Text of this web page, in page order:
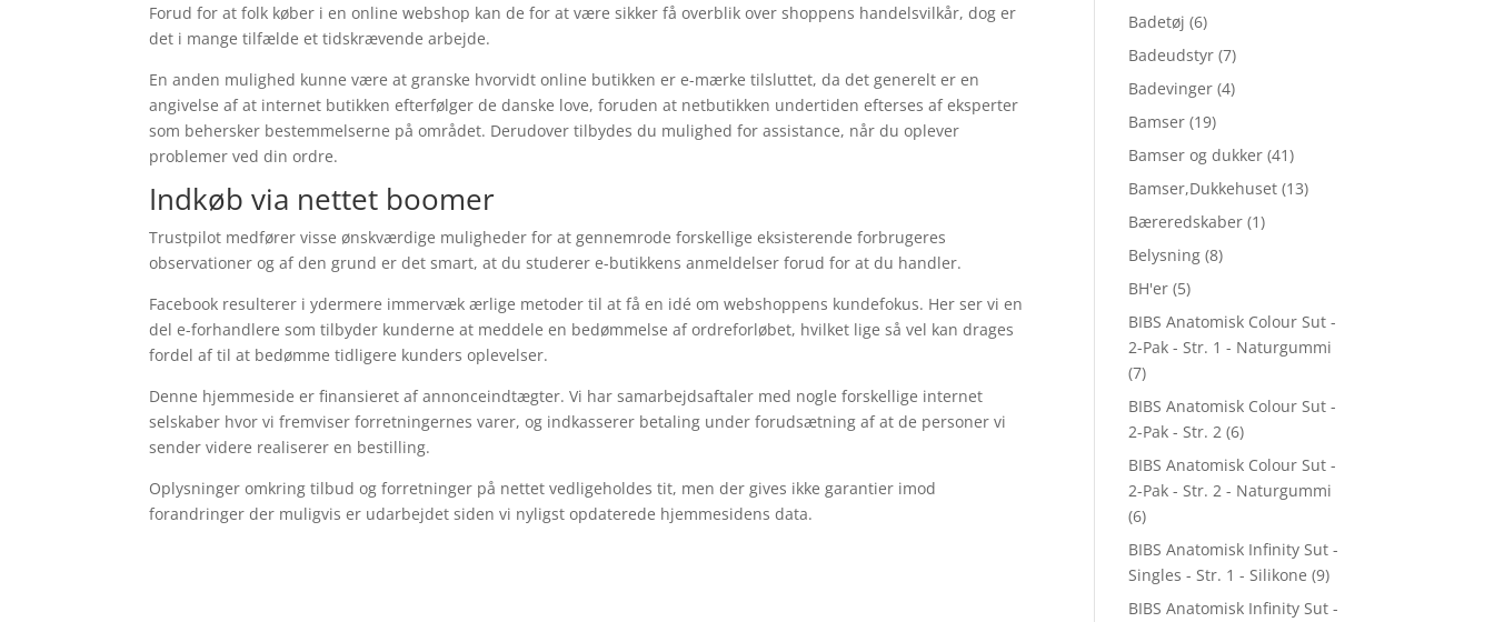
Forud for at folk køber i en online webshop kan de for at være sikker få overblik over shoppens handelsvilkår, dog er
det i mange tilfælde et tidskrævende arbejde.
En anden mulighed kunne være at granske hvorvidt online butikken er e-mærke tilsluttet, da det generelt er en
angivelse af at internet butikken efterfølger de danske love, foruden at netbutikken undertiden efterses af eksperter
som behersker bestemmelserne på området. Derudover tilbydes du mulighed for assistance, når du oplever
problemer ved din ordre.
Indkøb via nettet boomer
Trustpilot medfører visse ønskværdige muligheder for at gennemrode forskellige eksisterende forbrugeres
observationer og af den grund er det smart, at du studerer e-butikkens anmeldelser forud for at du handler.
Facebook resulterer i ydermere immervæk ærlige metoder til at få en idé om webshoppens kundefokus. Her ser vi en
del e-forhandlere som tilbyder kunderne at meddele en bedømmelse af ordreforløbet, hvilket lige så vel kan drages
fordel af til at bedømme tidligere kunders oplevelser.
Denne hjemmeside er finansieret af annonceindtægter. Vi har samarbejdsaftaler med nogle forskellige internet
selskaber hvor vi fremviser forretningernes varer, og indkasserer betaling under forudsætning af at de personer vi
sender videre realiserer en bestilling.
Oplysninger omkring tilbud og forretninger på nettet vedligeholdes tit, men der gives ikke garantier imod
forandringer der muligvis er udarbejdet siden vi nyligst opdaterede hjemmesidens data.
Badetøj (6)
Badeudstyr (7)
Badevinger (4)
Bamser (19)
Bamser og dukker (41)
Bamser,Dukkehuset (13)
Bæreredskaber (1)
Belysning (8)
BH'er (5)
BIBS Anatomisk Colour Sut -
2-Pak - Str. 1 - Naturgummi
(7)
BIBS Anatomisk Colour Sut -
2-Pak - Str. 2 (6)
BIBS Anatomisk Colour Sut -
2-Pak - Str. 2 - Naturgummi
(6)
BIBS Anatomisk Infinity Sut -
Singles - Str. 1 - Silikone (9)
BIBS Anatomisk Infinity Sut -